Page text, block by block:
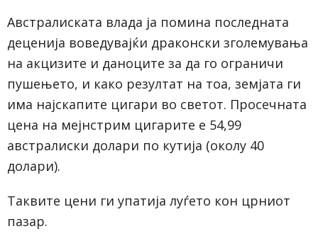
Австралиската влада ја помина последната
деценија воведувајќи драконски зголемувања
на акцизите и даноците за да го ограничи
пушењето, и како резултат на тоа, земјата ги
има најскапите цигари во светот. Просечната
цена на мејнстрим цигарите е 54,99
австралиски долари по кутија (околу 40
долари).
Таквите цени ги упатија луѓето кон црниот
пазар.